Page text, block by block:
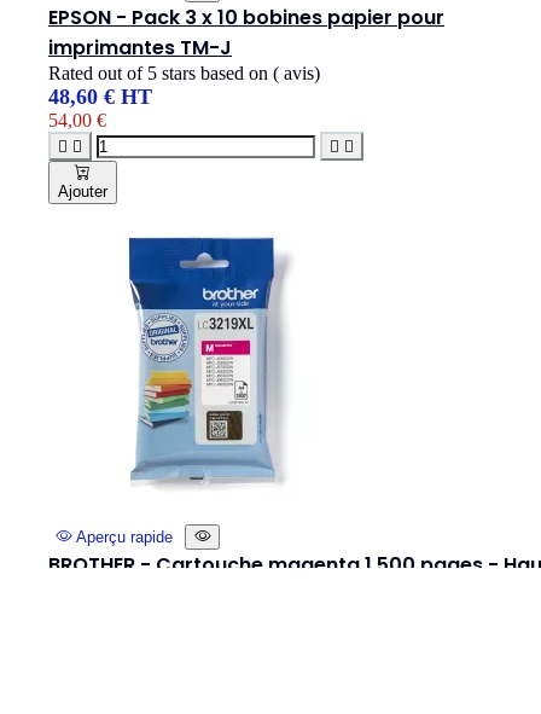
EPSON - Pack 3 x 10 bobines papier pour
imprimantes TM-J
Rated out of 5 stars based on ( avis)
48,60 € HT
54,00 €
   
Ajouter
Aperçu rapide
BROTHER - Cartouche magenta 1 500 pages -